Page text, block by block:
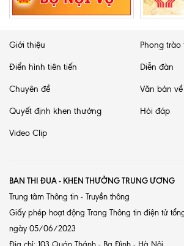
Giới thiệu Phong
Điển hình tiên tiến Diễn đàn
Chuyên đề Văn bản
Quyết định khen thưởng Hỏi đáp
Video Clip
BAN THI ĐUA - KHEN THƯỞNG TRUNG ƯƠNG
Trung tâm Thông tin - Truyền thông
Giấy phép hoạt động Trang Thông tin điện tử
ngày 05/06/2023